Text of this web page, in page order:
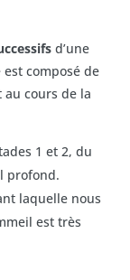
d’une
composé de
cours de la
1 et 2, du
profond.
laquelle nous
est très